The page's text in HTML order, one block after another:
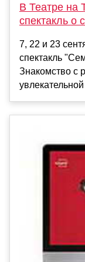
В Театре на
спектакль о
7, 22 и 23
спектакль
Знакомство с